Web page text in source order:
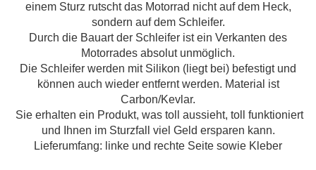
einem Sturz rutscht das Motorrad nicht auf dem Heck,
sondern auf dem Schleifer.
Durch die Bauart der Schleifer ist ein Verkanten des
Motorrades absolut unmöglich.
Die Schleifer werden mit Silikon (liegt bei) befestigt und
können auch wieder entfernt werden. Material ist
Carbon/Kevlar.
Sie erhalten ein Produkt, was toll aussieht, toll funktioniert
und Ihnen im Sturzfall viel Geld ersparen kann.
Lieferumfang: linke und rechte Seite sowie Kleber